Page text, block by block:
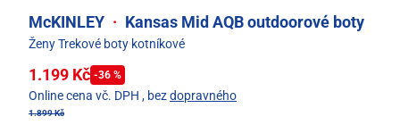
McKINLEY · Kansas Mid AQB outdoorové boty
Ženy Trekové boty kotníkové
1.199 Kč -36 %
Online cena vč. DPH , bezdopravného
1.899 Kč